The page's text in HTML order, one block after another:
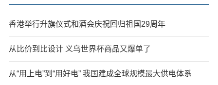
香港举行升旗仪式和酒会庆祝回归祖国29周年
从比价到比设计 义乌世界杯商品又爆单了
从“用上电”到“用好电” 我国建成全球规模最大供电体系